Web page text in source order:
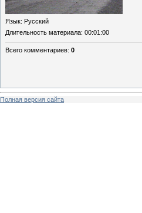
Язык: Русский
Длительность материала: 00:01:00
Всего комментариев: 0
Полная версия сайта